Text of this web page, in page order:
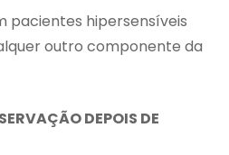
pacientes hipersensíveis
outro componente da
DEPOIS DE